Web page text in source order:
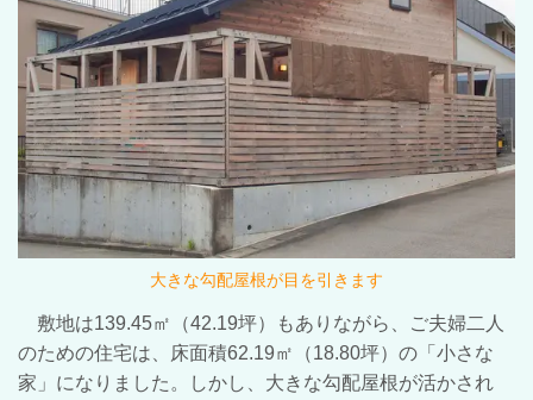
大きな勾配屋根が目を引きます
敷地は139.45㎡（42.19坪）もありながら、ご夫婦二人
のための住宅は、床面積62.19㎡（18.80坪）の「小さな
家」になりました。しかし、大きな勾配屋根が活かされ